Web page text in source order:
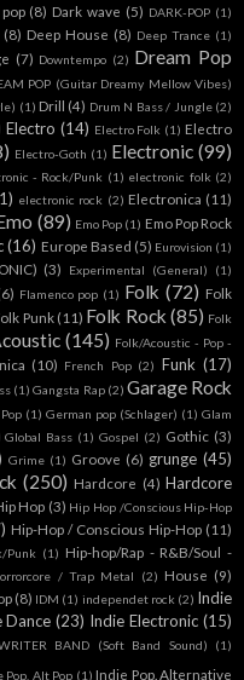
(8) Dark wave (5) DARK-POP (1)
(8) Deep House (8) Deep Trance (1)
(7) Downtempo (2) Dream Pop
POP (Guitar Dreamy Mellow Vibes)
(1) Drill (4) Drum N Bass / Jungle (2)
Electro (14) Electro Folk (1) Electro
Electro-Goth (1) Electronic (99)
- Rock/Punk (1) electronic folk (2)
electronic rock (2) Electronica (11)
(89) Emo Pop (1) Emo Pop Rock
(16) Europe Based (5) Eurovision (1)
(3) Experimental (General) (1)
Flamenco pop (1) Folk (72) Folk
Punk (11) Folk Rock (85) Folk
(145) Folk/Acoustic - Pop -
(10) French Pop (2) Funk (17)
(1) Gangsta Rap (2) Garage Rock
(1) German pop (Schlager) (1) Glam
Global Bass (1) Gospel (2) Gothic (3)
Grime (1) Groove (6) grunge (45)
(250) Hardcore (4) Hardcore
Hop (3) Hip Hop /Conscious Hip-Hop
Hip-Hop / Conscious Hip-Hop (11)
Punk (1) Hip-hop/Rap - R&B/Soul -
/ Trap Metal (2) House (9)
(8) IDM (1) independet rock (2) Indie
Dance (23) Indie Electronic (15)
BAND (Soft Band Sound) (1)
Pop. Alt Pop (1) Indie Pop. Alternative